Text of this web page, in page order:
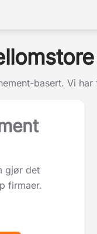
basert. Vi
gjør det
firmaer.